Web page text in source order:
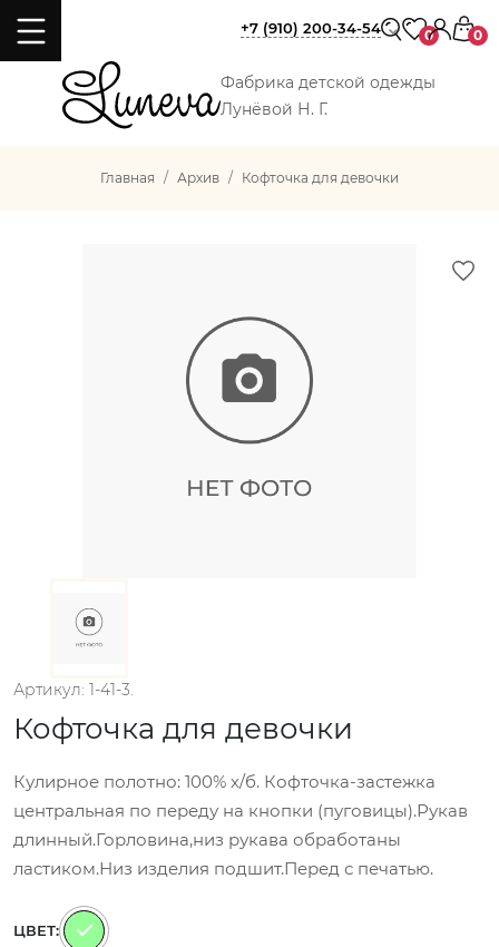
Фабрика детской одежды
Лунёвой Н. Г.
+7 (910) 200-34-54 0 0
Главная Архив Кофточка для девочки
Артикул: 1-41-3.
Кофточка для девочки
Кулирное полотно: 100% х/б. Кофточка-застежка
центральная по переду на кнопки (пуговицы).Рукав
длинный.Горловина,низ рукава обработаны
ластиком.Низ изделия подшит.Перед с печатью.
ЦВЕТ: